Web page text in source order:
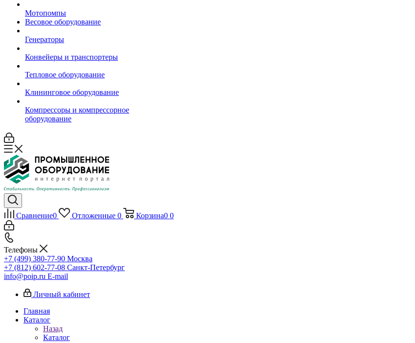
Мотопомпы
Весовое оборудование
Генераторы
Конвейеры и транспортеры
Тепловое оборудование
Клининговое оборудование
Компрессоры и компрессорное
оборудование
Сравнение0 Отложенные 0 Корзина0 0
Телефоны
+7 (499) 380-77-90 Москва
+7 (812) 602-77-08 Санкт-Петербург
info@poip.ru E-mail
Личный кабинет
Главная
Каталог
Назад
Каталог